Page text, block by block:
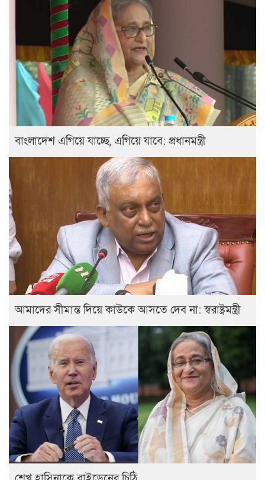
বাংলাদেশ এগিয়ে যাচ্ছে, এগিয়ে যাবে: প্রধানমন্ত্রী
আমাদের সীমান্ত দিয়ে কাউকে আসতে দেব না: স্বরাষ্ট্রমন্ত্রী